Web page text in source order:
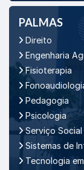
PALMAS
Direito
Engenharia
Fisioterapia
Pedagogia
Psicologia
Serviço Social
Sistemas de
Tecnologia